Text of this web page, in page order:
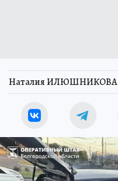
Наталия ИЛЮШНИКОВА